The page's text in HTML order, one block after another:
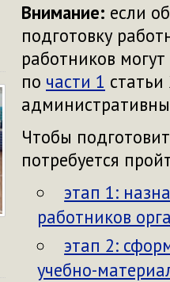
Внимание: если
подготовку
работников
по части 1
Чтобы
потребуется
этап 1:
работников
этап 2:
учебно-